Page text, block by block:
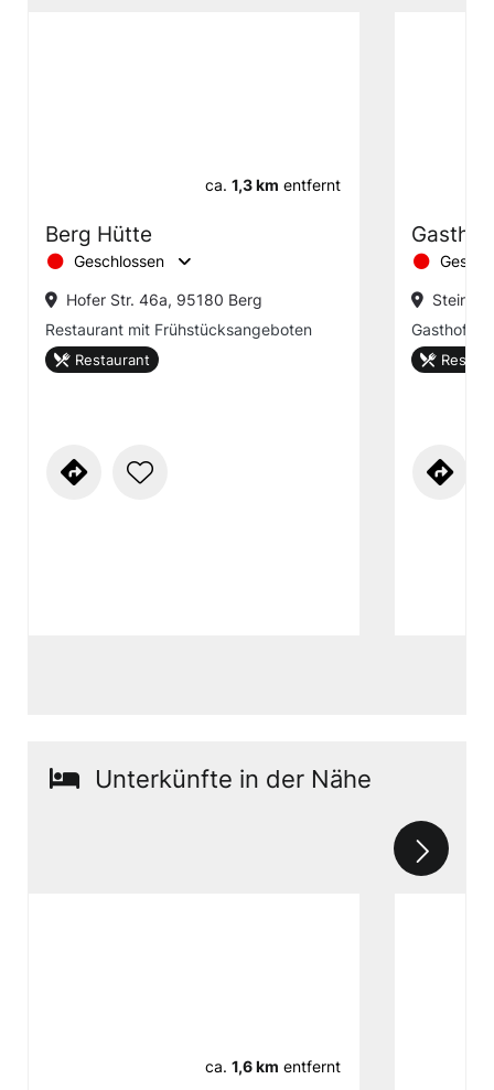
ca. 1,3 km entfernt
Berg Hütte
Geschlossen
Hofer Str. 46a, 95180 Berg
Restaurant mit Frühstücksangeboten
Restaurant
Gasthof
Unterkünfte in der Nähe
ca. 1,6 km entfernt